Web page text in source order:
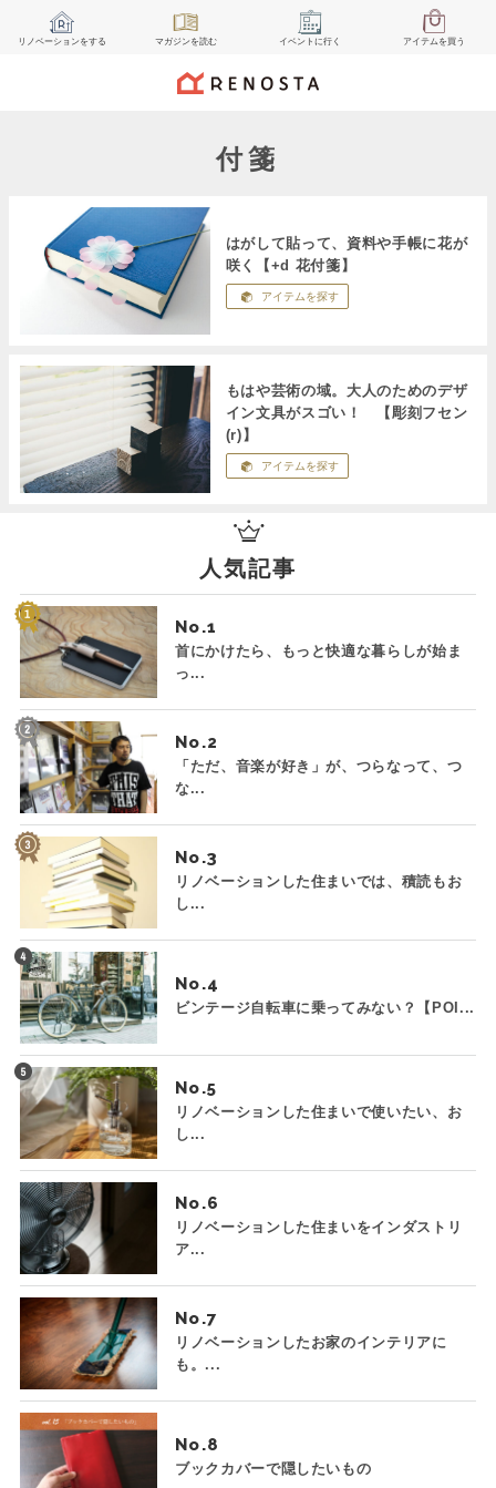
リノベーションをする マガジンを読む イベント に行く アイテムを買う
付箋
はがして貼って、資料や手帳に花が
咲く【+d 花付箋】
アイテムを探す
もはや芸術の域。大人のためのデザ
イン文具がスゴい！ 【彫刻フセン
(r)】
アイテムを探す
人気記事
No.
首にかけたら、もっと快適な暮らしが始ま
っ...
No.
「ただ、音楽が好き」が、つらなって、つ
な...
No.
リノベーションした住まいでは、積読もお
し...
No.
ビンテージ自転車に乗ってみない？【POI...
No.
リノベーションした住まいで使いたい、お
し...
No.
リノベーションした住まいをインダストリ
ア...
No.
リノベーションしたお家のインテリアに
も。...
No.
ブックカバーで隠したいもの